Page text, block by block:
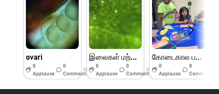
ovari
0
Applause
0
Comments
11w
இலைகள் மற்றும் பூக்களின் பாகங்கள்
0
Applause
0
Comments
11w
கோடைகால பயிற்சி முகாம் பெரியார் அறிவியல் மையம்
0
Applause
0
Comments